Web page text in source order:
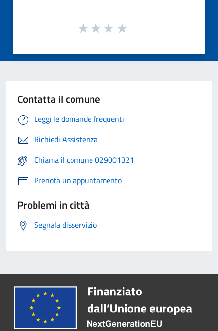
Contatta il comune
Leggi le domande frequenti
Richiedi Assistenza
Chiama il comune 029001321
Prenota un appuntamento
Problemi in città
Segnala disservizio